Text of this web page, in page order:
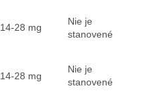
14-28 mg
Nie je
stanovené
14-28 mg
Nie je
stanovené